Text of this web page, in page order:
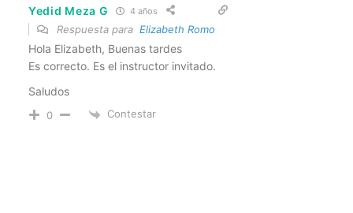
Yedid Meza G 4 años
Respuesta para Elizabeth Romo
Hola Elizabeth, Buenas tardes
Es correcto. Es el instructor invitado.
Saludos
0 Contestar